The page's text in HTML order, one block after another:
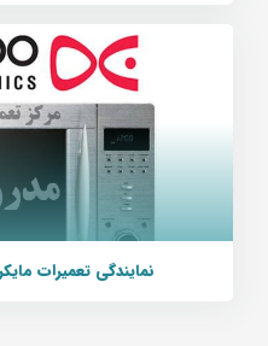
نمایندگی تعمیرات